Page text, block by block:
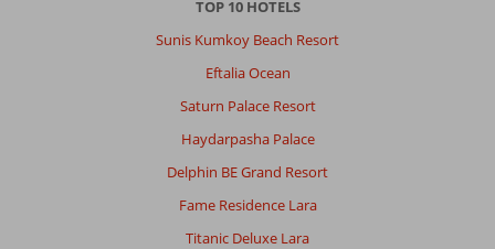
TOP 10 HOTELS
Sunis Kumkoy Beach Resort
Eftalia Ocean
Saturn Palace Resort
Haydarpasha Palace
Delphin BE Grand Resort
Fame Residence Lara
Titanic Deluxe Lara